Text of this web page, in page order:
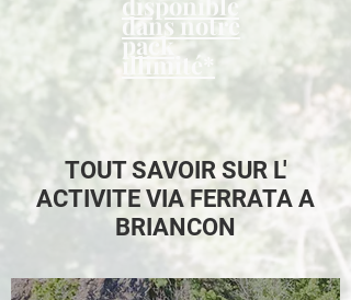
dans notre
pack
illimité*
TOUT SAVOIR SUR L'
ACTIVITE VIA FERRATA A
BRIANCON